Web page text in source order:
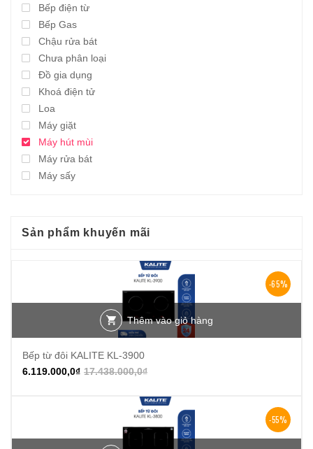
Bếp điện từ
Bếp Gas
Chậu rửa bát
Chưa phân loại
Đồ gia dụng
Khoá điện tử
Loa
Máy giặt
Máy hút mùi
Máy rửa bát
Máy sấy
Sản phẩm khuyến mãi
-65%
Thêm vào giỏ hàng
Bếp từ đôi KALITE KL-3900
17.438.000,0₫
6.119.000,0₫
-55%